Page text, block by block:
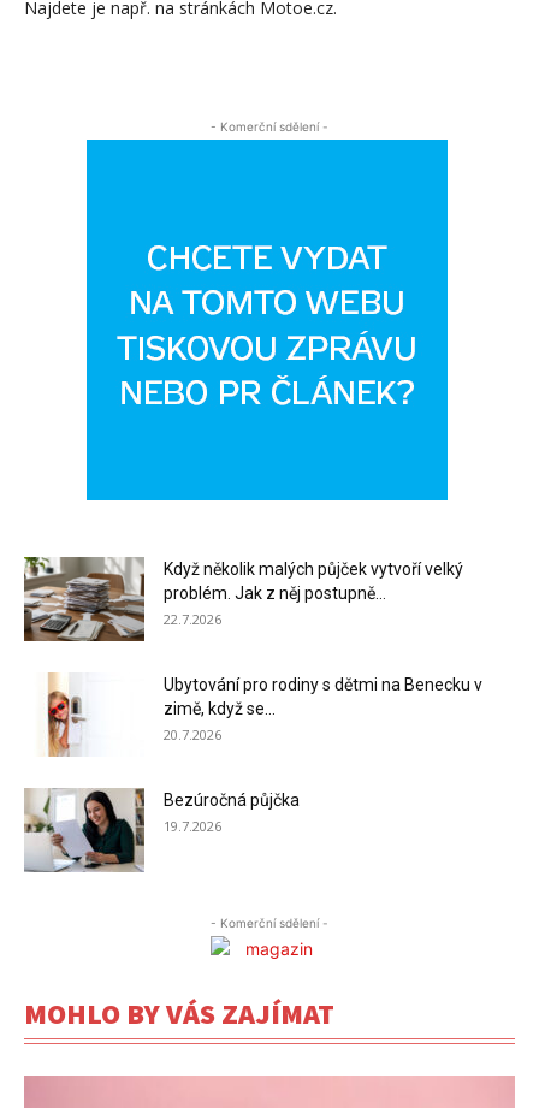
Najdete je např. na stránkách Motoe.cz.
- Komerční sdělení -
Když několik malých půjček vytvoří velký
problém. Jak z něj postupně...
22.7.2026
Ubytování pro rodiny s dětmi na Benecku v
zimě, když se...
20.7.2026
Bezúročná půjčka
19.7.2026
- Komerční sdělení -
MOHLO BY VÁS ZAJÍMAT